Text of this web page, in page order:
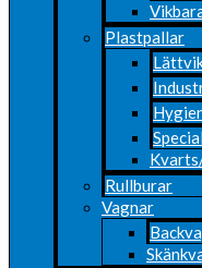
Plastpallar
Rullburar
Vagnar